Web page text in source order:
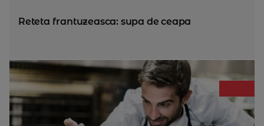
Reteta frantuzeasca: supa de ceapa